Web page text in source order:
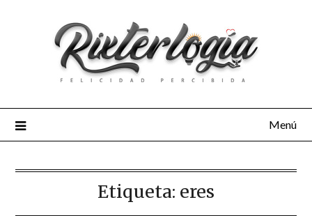
Menú
Etiqueta: eres